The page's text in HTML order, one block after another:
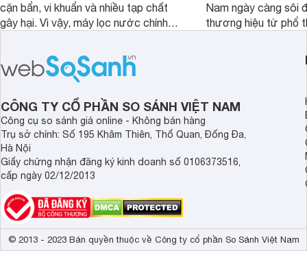
cặn bẩn, vi khuẩn và nhiều tạp chất
gây hại. Vì vậy, máy lọc nước chính
sức khỏe và đảm bảo nguồn nước
sạch cho cả gia đình.
Nam ngày càng sôi
thương hiệu từ phổ
cửa điện tử hãng
sẽ so sánh 5
Demax, Hubert và
CÔNG TY CỔ PHẦN SO SÁNH VIỆT NAM
Công cụ so sánh giá online - Không bán hàng
Trụ sở chính: Số 195 Khâm Thiên, Thổ Quan, Đống Đa,
Hà Nội
Giấy chứng nhận đăng ký kinh doanh số 0106373516,
cấp ngày 02/12/2013
© 2013 - 2023 Bản quyền thuộc về Công ty cổ phần So Sánh Việt Nam